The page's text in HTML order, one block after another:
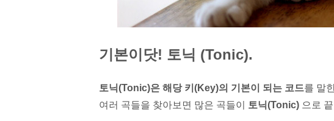
기본이닷! 토닉 (Tonic).
토닉(Tonic)은 해당 키(Key)의 기본이 되는 코드를 말
여러 곡들을 찾아보면 많은 곡들이
토닉(Tonic) 으로